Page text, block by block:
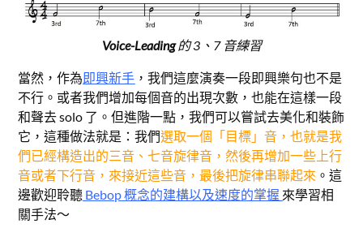
Voice-Leading的 3、7 音練習
當然，作為即興新手 ，我們這麼演奏一段即興樂句也不是
不行。或者我們增加每個音的出現次數，也能在這樣一段
和聲去 solo 了。但進階一點，我們可以嘗試去美化和裝飾
它，這種做法就是：我們選取一個「目標」音，也就是我
們已經構造出的三音、七音旋律音，然後再增加一些上行
音或者下行音，來接近這些音，最後把旋律串聯起來 。這
邊歡迎聆聽 Bebop 概念的建構以及速度的掌握 來學習相
關手法～